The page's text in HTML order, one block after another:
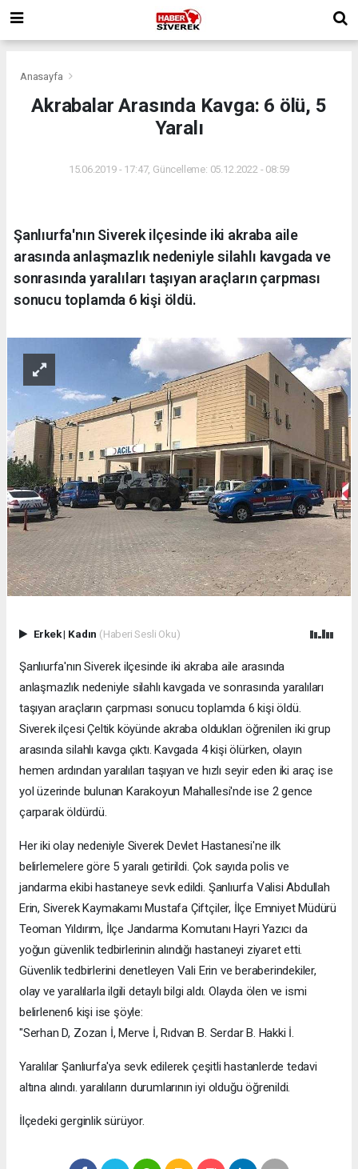
Anasayfa
Akrabalar Arasında Kavga: 6 ölü, 5
Yaralı
15.06.2019 - 17:47, Güncelleme: 05.12.2022 - 08:59
Şanlıurfa'nın Siverek ilçesinde iki akraba aile
arasında anlaşmazlık nedeniyle silahlı kavgada ve
sonrasında yaralıları taşıyan araçların çarpması
sonucu toplamda 6 kişi öldü.
Erkek| Kadın (Haberi Sesli Oku)
Şanlıurfa'nın Siverek ilçesinde iki akraba aile arasında
anlaşmazlık nedeniyle silahlı kavgada ve sonrasında yaralıları
taşıyan araçların çarpması sonucu toplamda 6 kişi öldü.
Siverek ilçesi Çeltik köyünde akraba oldukları öğrenilen iki grup
arasında silahlı kavga çıktı. Kavgada 4 kişi ölürken, olayın
hemen ardından yaralıları taşıyan ve hızlı seyir eden iki araç ise
yol üzerinde bulunan Karakoyun Mahallesi'nde ise 2 gence
çarparak öldürdü.
Her iki olay nedeniyle Siverek Devlet Hastanesi'ne ilk
belirlemelere göre 5 yaralı getirildi. Çok sayıda polis ve
jandarma ekibi hastaneye sevk edildi. Şanlıurfa Valisi Abdullah
Erin, Siverek Kaymakamı Mustafa Çiftçiler, İlçe Emniyet Müdürü
Teoman Yıldırım, İlçe Jandarma Komutanı Hayri Yazıcı da
yoğun güvenlik tedbirlerinin alındığı hastaneyi ziyaret etti.
Güvenlik tedbirlerini denetleyen Vali Erin ve beraberindekiler,
olay ve yaralılarla ilgili detaylı bilgi aldı. Olayda ölen ve ismi
belirlenen6 kişi ise şöyle:
"Serhan D, Zozan İ, Merve İ, Rıdvan B. Serdar B. Hakki İ.
Yaralılar Şanlıurfa'ya sevk edilerek çeşitli hastanlerde tedavi
altına alındı. yaralıların durumlarının iyi olduğu öğrenildi.
İlçedeki gerginlik sürüyor.